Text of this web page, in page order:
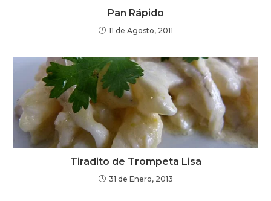
Pan Rápido
11 de Agosto, 2011
Tiradito de Trompeta Lisa
31 de Enero, 2013